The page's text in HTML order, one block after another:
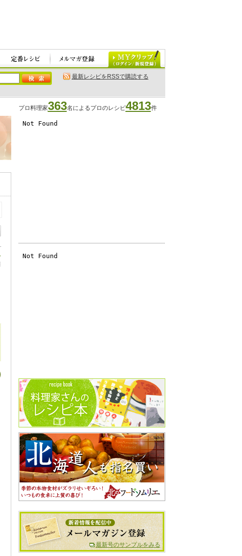
最新レシピをRSSで購読する
プロ料理家363名によるプロのレシピ4813件
最新号のサンプルをみる